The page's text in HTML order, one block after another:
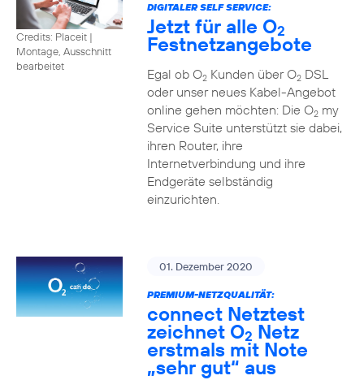
Credits: Placeit |
Montage, Ausschnitt
bearbeitet
DIGITALER SELF SERVICE:
Jetzt für alle O2
Festnetzangebote
Egal ob O2Kunden über O2DSL
oder unser neues Kabel-Angebot
online gehen möchten: Die O2my
Service Suite unterstützt sie dabei,
ihren Router, ihre
Internetverbindung und ihre
Endgeräte selbständig
einzurichten.
01. Dezember 2020
PREMIUM-NETZQUALITÄT:
connect Netztest
zeichnet O2 Netz
erstmals mit Note
„sehr gut“ aus